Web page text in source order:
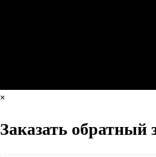
×
Заказать обратный